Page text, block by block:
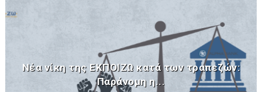
Νέα νίκη της ΕΚΠΟΙΖΩ κατά των τραπεζών:
Παράνομη η...